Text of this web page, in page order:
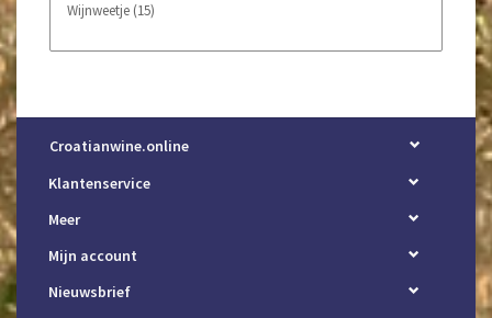
Wijnweetje (15)
Croatianwine.online
Klantenservice
Meer
Mijn account
Nieuwsbrief